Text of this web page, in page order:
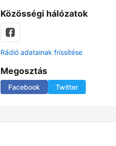
Közösségi hálózatok
Rádió adatainak frissítése
Megosztás
Facebook Twitter